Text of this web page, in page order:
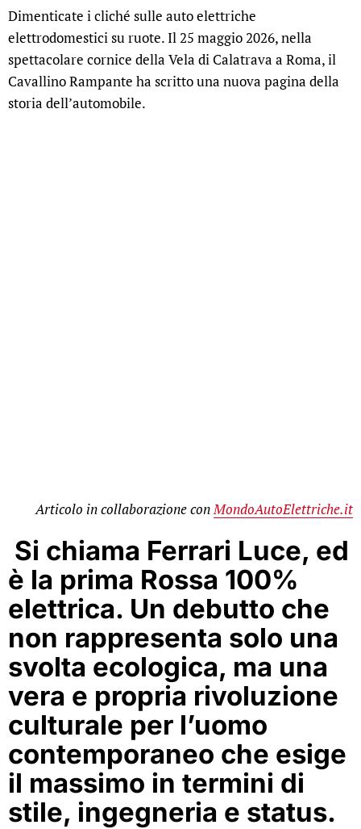
Dimenticate i cliché sulle auto elettriche
elettrodomestici su ruote. Il 25 maggio 2026, nella
spettacolare cornice della Vela di Calatrava a Roma, il
Cavallino Rampante ha scritto una nuova pagina della
storia dell’automobile.
Articolo in collaborazione conMondoAutoElettriche.it
Si chiama Ferrari Luce, ed
è la prima Rossa 100%
elettrica. Un debutto che
non rappresenta solo una
svolta ecologica, ma una
vera e propria rivoluzione
culturale per l’uomo
contemporaneo che esige
il massimo in termini di
stile, ingegneria e status.